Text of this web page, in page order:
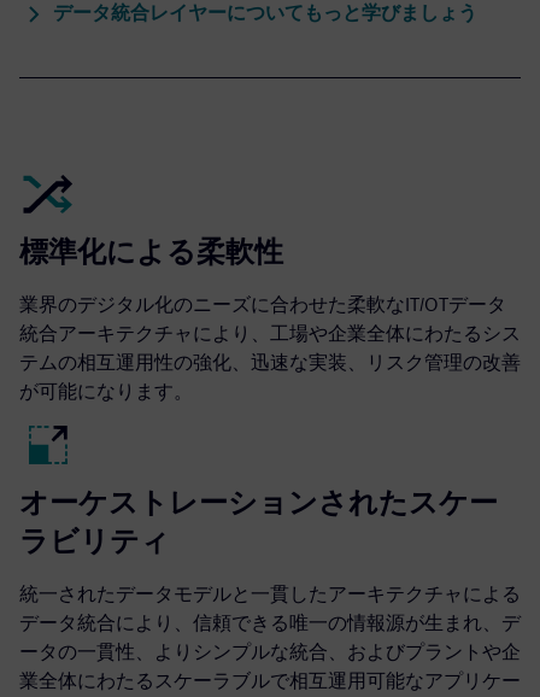
データ統合レイヤーについてもっと学びましょう
標準化による柔軟性
業界のデジタル化のニーズに合わせた柔軟なIT/OTデータ
統合アーキテクチャにより、工場や企業全体にわたるシス
テムの相互運用性の強化、迅速な実装、リスク管理の改善
が可能になります。
オーケストレーションされたスケー
ラビリティ
統一されたデータモデルと一貫したアーキテクチャによる
データ統合により、信頼できる唯一の情報源が生まれ、デ
ータの一貫性、よりシンプルな統合、およびプラントや企
業全体にわたるスケーラブルで相互運用可能なアプリケー